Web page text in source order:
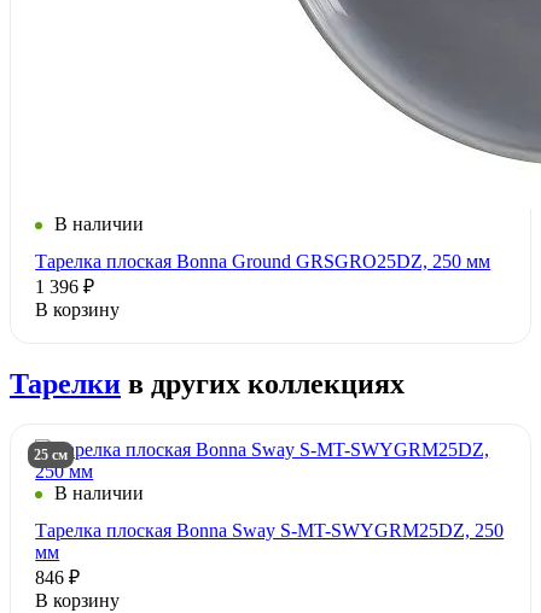
В наличии
Тарелка плоская Bonna Ground GRSGRO25DZ, 250 мм
1 396 ₽
В корзину
Тарелки в других коллекциях
25 см
В наличии
Тарелка плоская Bonna Sway S-MT-SWYGRM25DZ, 250
мм
846 ₽
В корзину